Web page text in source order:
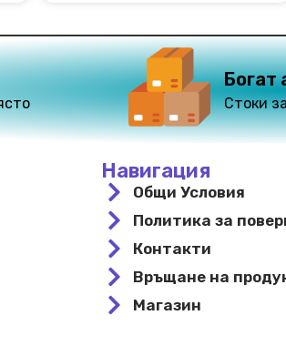
Богат
Стоки
Навигация
Общи Условия
Политика за
Контакти
Връщане на
Магазин